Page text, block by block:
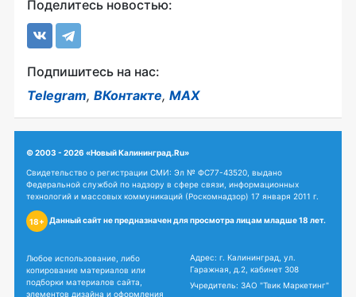
Поделитесь новостью:
Подпишитесь на нас:
Telegram, ВКонтакте, MAX
© 2003 - 2026 «Новый Калининград.Ru»
Свидетельство о регистрации СМИ: Эл № ФС77-43520, выдано
Федеральной службой по надзору в сфере связи, информационных
технологий и массовых коммуникаций (Роскомнадзор) 17 января 2011 г.
18+ Данный сайт не предназначен для просмотра лицам младше 18 лет.
Любое использование, либо
копирование материалов или
подборки материалов сайта,
элементов дизайна и оформления
Адрес: г. Калининград, ул.
Гаражная, д.2, кабинет 308
Учредитель: ЗАО "Твик Маркетинг"